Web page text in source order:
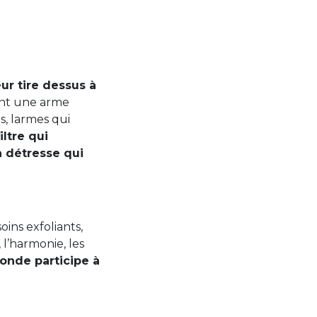
tire dessus à
une arme
larmes qui
qui
détresse qui
exfoliants,
les
participe à